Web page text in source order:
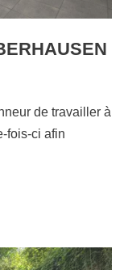
de travailler à
fois-ci afin